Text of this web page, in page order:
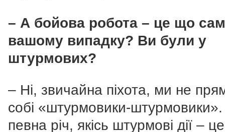
– А бойова робота – це що
вашому випадку? Ви були у
штурмових?
– Ні, звичайна піхота, ми не
собі «штурмовики-
певна річ, якісь штурмові дії –